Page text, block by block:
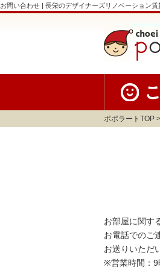
お問い合わせ | 長栄のデザイナーズリノベーション
ポポラートTOP
お部屋に関す
お電話でのご
お送りいただ
※営業時間：9